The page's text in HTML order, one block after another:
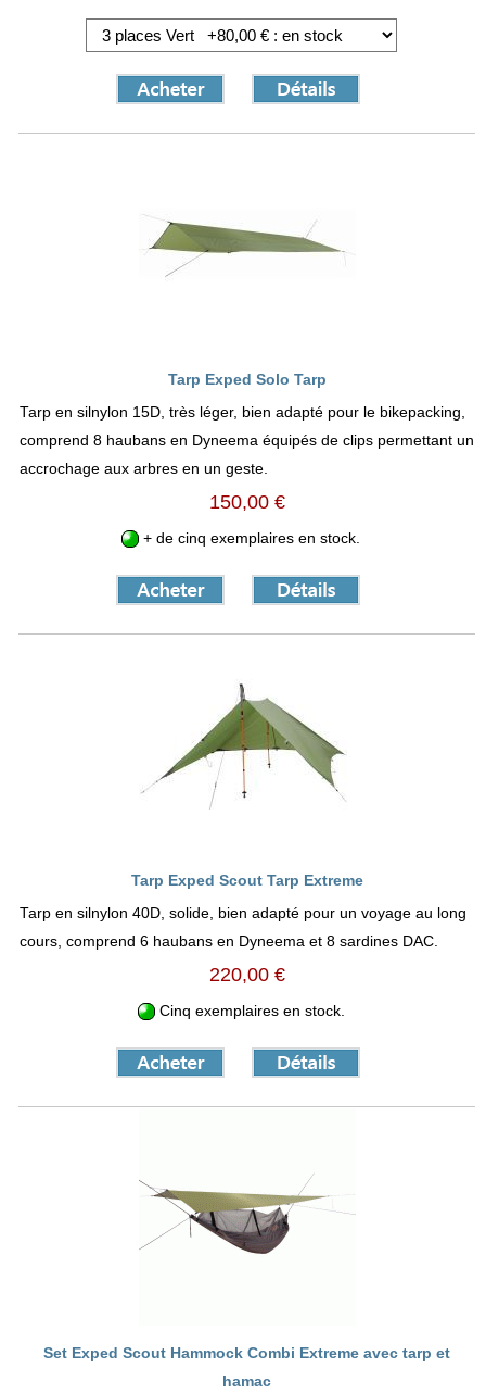
Tarp Exped Solo Tarp
Tarp en silnylon 15D, très léger, bien adapté pour le bikepacking,
comprend 8 haubans en Dyneema équipés de clips permettant un
accrochage aux arbres en un geste.
150,00 €
+ de cinq exemplaires en stock.
Tarp Exped Scout Tarp Extreme
Tarp en silnylon 40D, solide, bien adapté pour un voyage au long
cours, comprend 6 haubans en Dyneema et 8 sardines DAC.
220,00 €
Cinq exemplaires en stock.
Set Exped Scout Hammock Combi Extreme avec tarp et
hamac